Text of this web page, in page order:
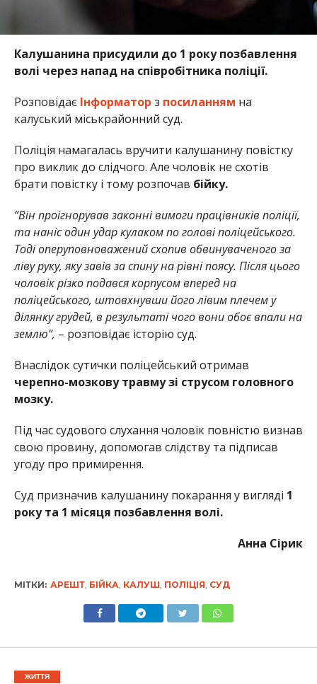
Калушанина присудили до 1 року позбавлення
волі через напад на співробітника поліції.
Розповідає Інформатор з посиланням на
калуський міськрайонний суд.
Поліція намагалась вручити калушанину повістку
про виклик до слідчого. Але чоловік не схотів
брати повістку і тому розпочав бійку.
“Він проігнорував законні вимоги працівників поліції,
та наніс один удар кулаком по голові поліцейського.
Тоді оперуповноважений схопив обвинуваченого за
ліву руку, яку завів за спину на рівні поясу. Після цього
чоловік різко подався корпусом вперед на
поліцейського, штовхнувши його лівим плечем у
ділянку грудей, в результаті чого вони обоє впали на
землю”, – розповідає історію суд.
Внаслідок сутички поліцейський отримав
черепно-мозкову травму зі струсом головного
мозку.
Під час судового слухання чоловік повністю визнав
свою провину, допомогав слідству та підписав
угоду про примирення.
Суд призначив калушанину покарання у вигляді 1
року та 1 місяця позбавлення волі.
Анна Сірик
МІТКИ: АРЕШТ, БІЙКА КАЛУШ ПОЛІЦІЯ СУД
ЖИТТЯ